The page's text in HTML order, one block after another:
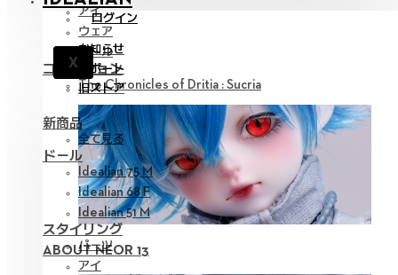
アイ
ウェア
ツール
コレクション
The Chronicles of Dritia : Sucria
ABOUT NEOR 13
ログイン
X
お知らせ
サポート
旧ストア
新商品
全て見る
ドール
Idealian 75 M
Idealian 68 F
Idealian 51 M
スタイリング
パーツ
アイ